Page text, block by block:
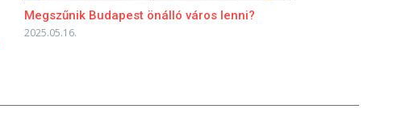
Megszűnik Budapest önálló város lenni?
2025.05.16.